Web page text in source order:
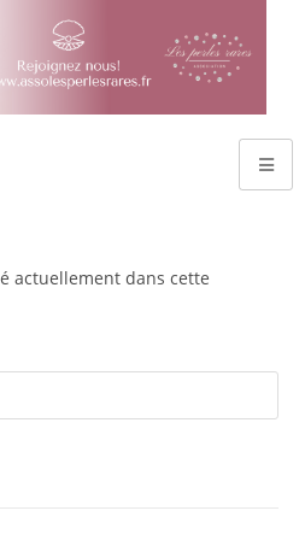
actuellement dans cette